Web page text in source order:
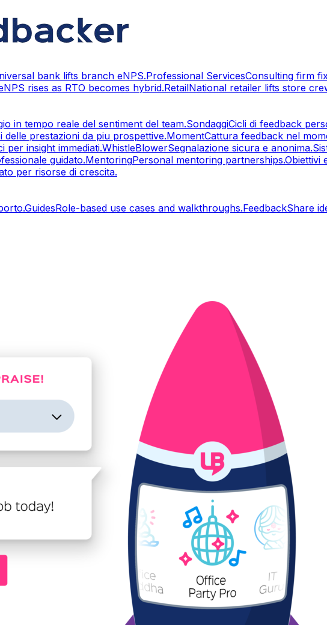
bank lifts branch eNPS.Professional ServicesConsulting firm
rises as RTO becomes hybrid.RetailNational retailer lifts store
in tempo reale del sentiment del team.SondaggiCicli di feedback
delle prestazioni da piu prospettive.MomentCattura feedback nel
per insight immediati.WhistleBlowerSegnalazione sicura e anonima.
guidato.MentoringPersonal mentoring partnerships.Obiettivi
per risorse di crescita.
GuidesRole-based use cases and walkthroughs.FeedbackShare